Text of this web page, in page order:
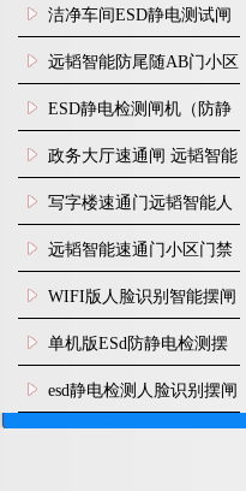
闸安装
洁净车间ESD静电测试闸
机
远韬智能防尾随AB门小区
门禁闸机安装
​ESD静电检测闸机（防静
电门禁通道系统）
政务大厅速通闸 远韬智能
防尾随静音速通门
写字楼速通门远韬智能人
脸识别快速通道闸
远韬智能速通门小区门禁
闸机食堂消费摆闸
WIFI版人脸识别智能摆闸
机
单机版ESd防静电检测摆
闸机
esd静电检测人脸识别摆闸
安装